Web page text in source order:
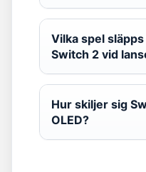
Vilka spel
Switch 2 vid
Hur skiljer sig
OLED?